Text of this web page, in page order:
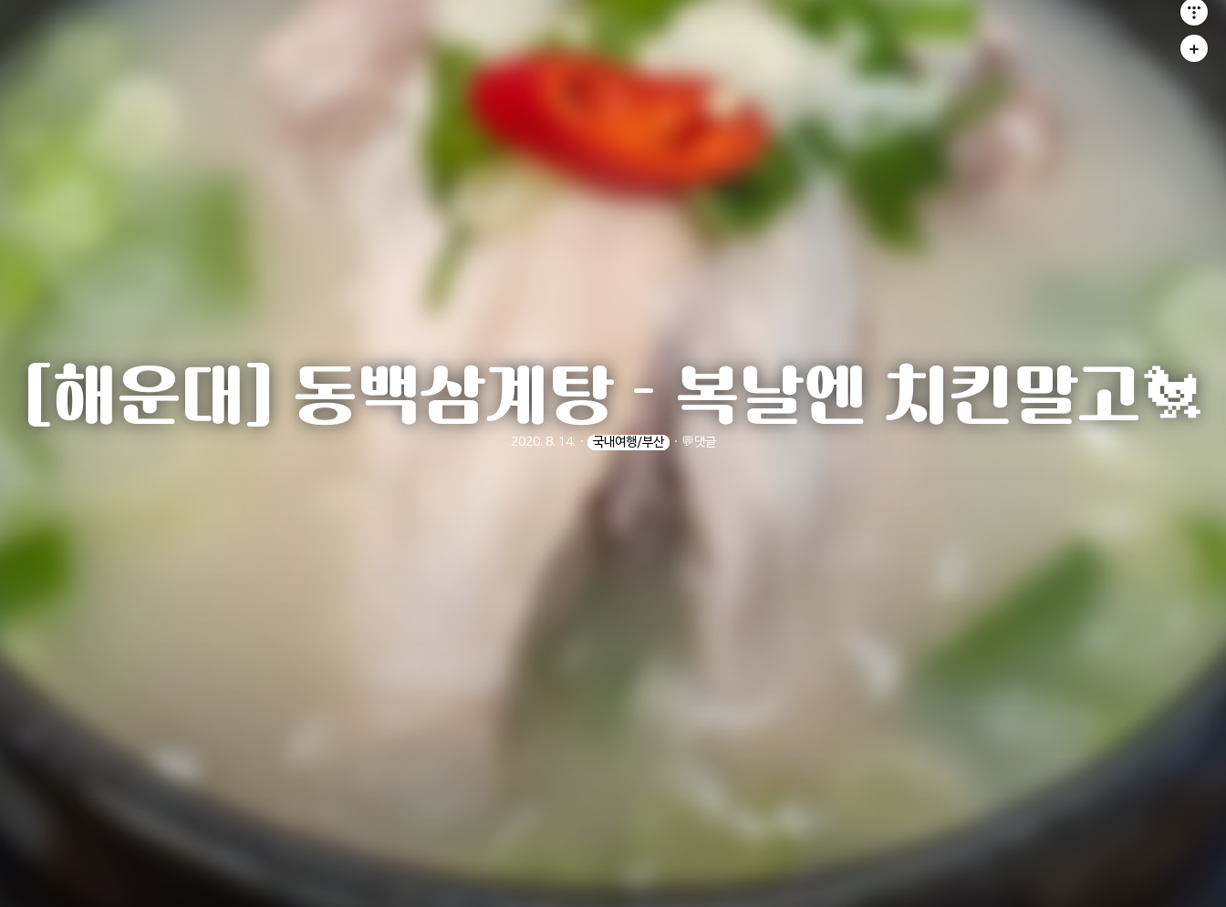
[해운대] 동백삼계탕 - 복날엔 치킨말고🐔
2020. 8. 14. ㆍ 국내여행/부산 ㆍ 💬댓글